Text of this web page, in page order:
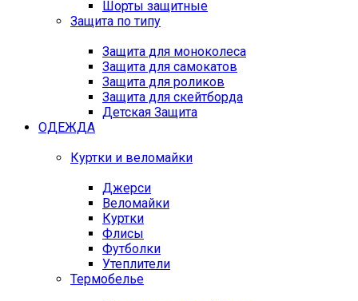
Шорты защитные
Защита по типу
Защита для моноколеса
Защита для самокатов
Защита для роликов
Защита для скейтборда
Детская Защита
ОДЕЖДА
Куртки и веломайки
Джерси
Веломайки
Куртки
Флисы
Футболки
Утеплители
Термобелье